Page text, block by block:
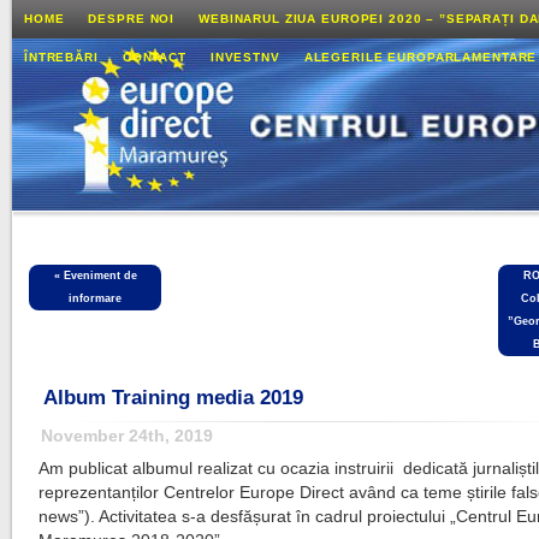
HOME DESPRE NOI WEBINARUL ZIUA EUROPEI 2020 – ”SEPARAȚI
ÎNTREBĂRI CONTACT INVESTNV ALEGERILE
« Eveniment de
informare
Album Training media 2019
November 24th, 2019
Am publicat albumul realizat cu ocazia instruirii dedicată
reprezentanților Centrelor Europe Direct având ca teme știrile
news”). Activitatea s-a desfășurat în cadrul proiectului „Centrul